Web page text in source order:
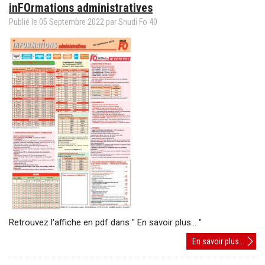
inFOrmations administratives
Publié le 05 Septembre 2022 par Snudi Fo 40
Retrouvez l'affiche en pdf dans " En savoir plus... "
En savoir plus...